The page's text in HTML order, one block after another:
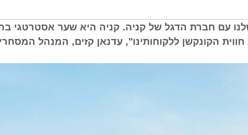
חברת הדגל של קניה. קניה היא שער אסטרטגי
הקונקשן ללקוחותינו", עדנאן קזים, המנהל המסחרי